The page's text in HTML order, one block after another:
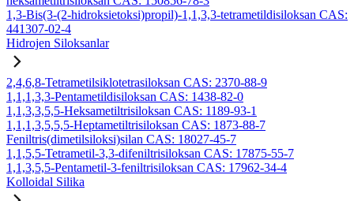
1,3-Bis(3-(2-hidroksietoksi)propil)-1,1,3,3-tetrametildisiloksan CAS:
441307-02-4
Hidrojen Siloksanlar
2,4,6,8-Tetrametilsiklotetrasiloksan CAS: 2370-88-9
1,1,1,3,3-Pentametildisiloksan CAS: 1438-82-0
1,1,3,3,5,5-Heksametiltrisiloksan CAS: 1189-93-1
1,1,1,3,5,5,5-Heptametiltrisiloksan CAS: 1873-88-7
Feniltris(dimetilsiloksi)silan CAS: 18027-45-7
1,1,5,5-Tetrametil-3,3-difeniltrisiloksan CAS: 17875-55-7
1,1,3,5,5-Pentametil-3-feniltrisiloksan CAS: 17962-34-4
Kolloidal Silika